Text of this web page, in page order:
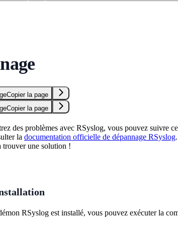
Copier la page
Copier la page
des problèmes avec RSyslog, vous pouvez suivre
la documentation officielle de dépannage RSyslog
trouver une solution !
RSyslog est installé, vous pouvez exécuter la